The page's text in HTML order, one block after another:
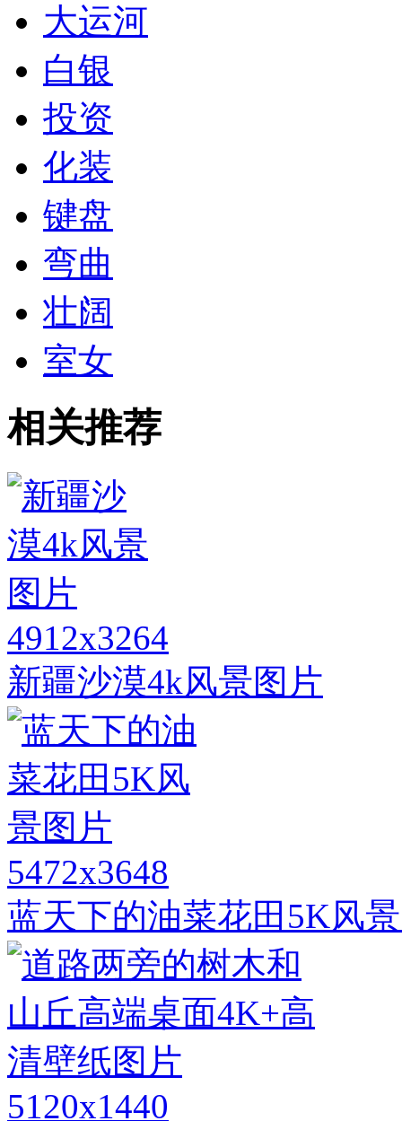
大运河
白银
投资
化装
键盘
弯曲
壮阔
室女
相关推荐
4912x3264
新疆沙漠4k风景图片
5472x3648
蓝天下的油菜花田5K风
5120x1440